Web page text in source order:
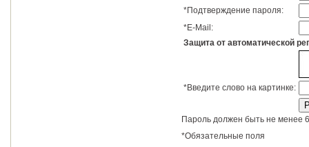
*Подтверждение пароля:
*E-Mail:
Защита от автоматической
*Введите слово на картинке:
Пароль должен быть не менее
*Обязательные поля